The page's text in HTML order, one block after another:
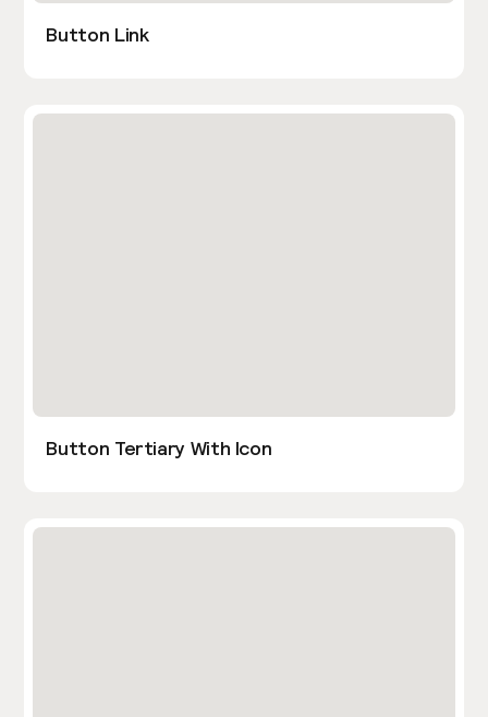
Button Link
Button Tertiary With Icon